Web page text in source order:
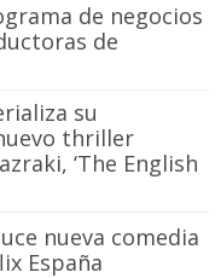
de negocios
de
su
thriller
‘The English
nueva comedia
España